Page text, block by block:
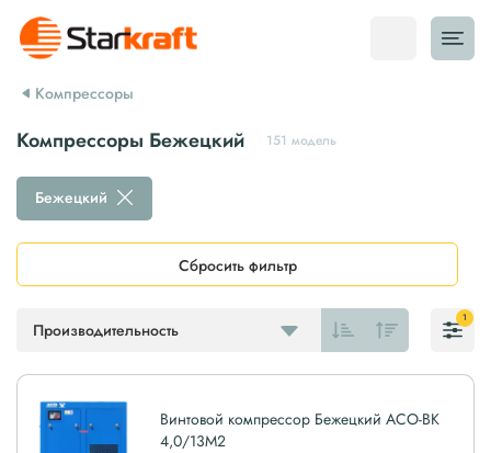
Компрессоры
Компрессоры Бежецкий 151 модель
Производительность
Бежецкий
Сбросить фильтр
1
Винтовой компрессор Бежецкий АСО-ВК
4,0/13М2